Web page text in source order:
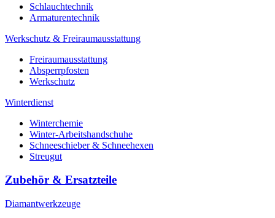
Schlauchtechnik
Armaturentechnik
Werkschutz & Freiraumausstattung
Freiraumausstattung
Absperrpfosten
Werkschutz
Winterdienst
Winterchemie
Winter-Arbeitshandschuhe
Schneeschieber & Schneehexen
Streugut
Zubehör & Ersatzteile
Diamantwerkzeuge